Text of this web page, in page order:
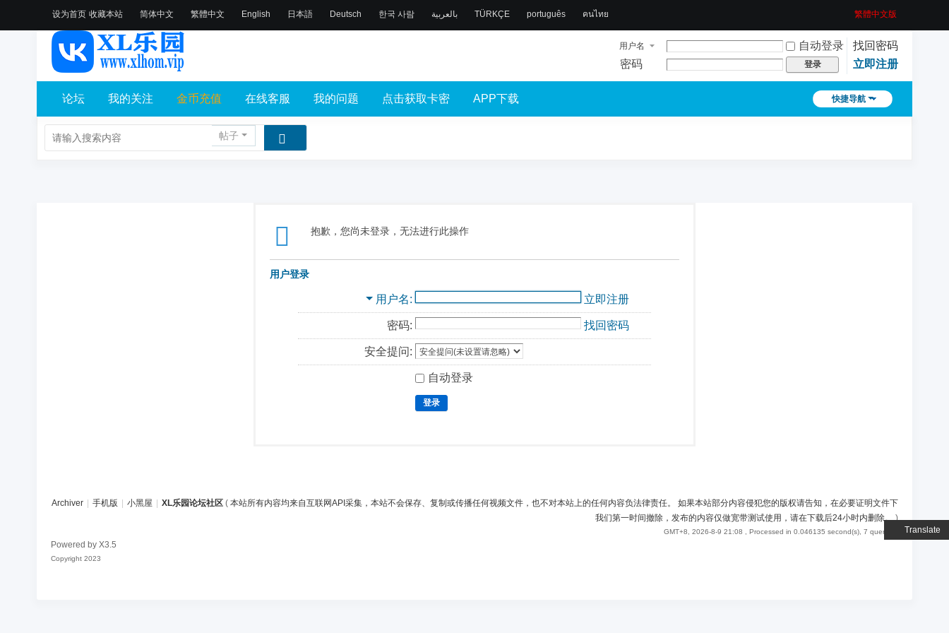
设为首页 收藏本站
Translate
简体中文 繁體中文 English 日本語 Deutsch 한국 사람 بالعربية TÜRKÇE português คนไทย 繁體中文版
用户名 自动登录
找回密码
密码
登录 立即注册
快捷导航
论坛 我的关注 金币充值 在线客服 我的问题 点击获取卡密 APP下载
帖子
抱歉，您尚未登录，无法进行此操作
用户登录
用户名 立即注册
密码: 找回密码
安全提问:
自动登录
登录
Archiver 手机版 小黑屋 XL乐园论坛社区 ( 本站所有内容均来自互联网API采集，本站不会保存、复制或传播任何视频文件，也不对本站上的任何内容负法律责任。 如果本站部分内容侵犯您的版权请告知，在必要证明文件下
我们第一时间撤除，发布的内容仅做宽带测试使用，请在下载后24小时内删除。)
GMT+8, 2026-8-9 21:08 , Processed in 0.046135 second(s), 7 queries .
Powered by X3.5
Copyright 2023